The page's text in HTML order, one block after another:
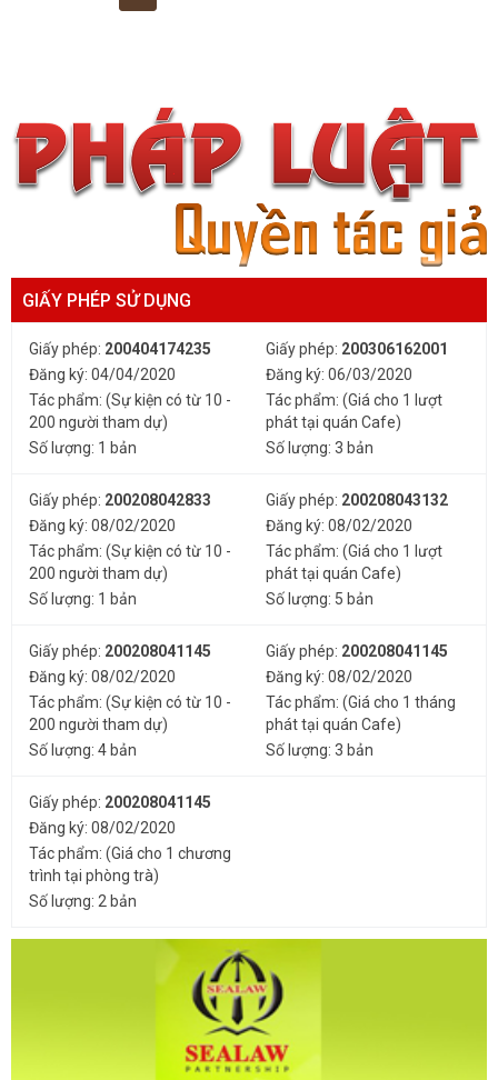
GIẤY PHÉP SỬ DỤNG
Giấy phép: 200404174235
Đăng ký: 04/04/2020
Tác phẩm: (Sự kiện có từ 10 -
200 người tham dự)
Số lượng: 1 bản
Giấy phép: 200306162001
Đăng ký: 06/03/2020
Tác phẩm: (Giá cho 1 lượt
phát tại quán Cafe)
Số lượng: 3 bản
Giấy phép: 200208042833
Đăng ký: 08/02/2020
Tác phẩm: (Sự kiện có từ 10 -
200 người tham dự)
Số lượng: 1 bản
Giấy phép: 200208043132
Đăng ký: 08/02/2020
Tác phẩm: (Giá cho 1 lượt
phát tại quán Cafe)
Số lượng: 5 bản
Giấy phép: 200208041145
Đăng ký: 08/02/2020
Tác phẩm: (Sự kiện có từ 10 -
200 người tham dự)
Số lượng: 4 bản
Giấy phép: 200208041145
Đăng ký: 08/02/2020
Tác phẩm: (Giá cho 1 tháng
phát tại quán Cafe)
Số lượng: 3 bản
Giấy phép: 200208041145
Đăng ký: 08/02/2020
Tác phẩm: (Giá cho 1 chương
trình tại phòng trà)
Số lượng: 2 bản